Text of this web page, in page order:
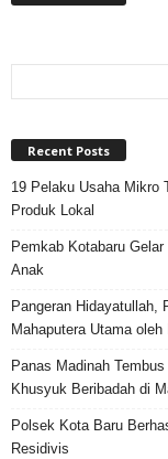
Recent Posts
19 Pelaku Usaha Mikro
Produk Lokal
Pemkab Kotabaru
Anak
Pangeran Hidayatullah,
Mahaputera Utama
Panas Madinah
Khusyuk Beribadah di
Polsek Kota Baru
Residivis